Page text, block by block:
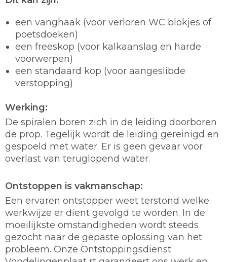
een vanghaak (voor verloren WC blokjes of
poetsdoeken)
een freeskop (voor kalkaanslag en harde
voorwerpen)
een standaard kop (voor aangeslibde
verstopping)
Werking:
De spiralen boren zich in de leiding doorboren
de prop. Tegelijk wordt de leiding gereinigd en
gespoeld met water. Er is geen gevaar voor
overlast van teruglopend water.
Ontstoppen is vakmanschap:
Een ervaren ontstopper weet terstond welke
werkwijze er dient gevolgd te worden. In de
moeilijkste omstandigheden wordt steeds
gezocht naar de gepaste oplossing van het
probleem. Onze Ontstoppingsdienst